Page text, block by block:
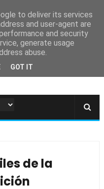
de
de la
to deliver its services
and user-agent are
and security
generate usage
abuse.
GOT IT